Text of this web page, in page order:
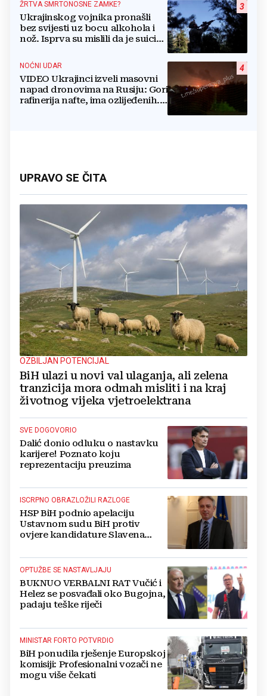
3
ŽRTVA SMRTONOSNE ZAMKE?
Ukrajinskog vojnika pronašli
bez svijesti uz bocu alkohola i
nož. Isprva su mislili da je suicid,
4
NOĆNI UDAR
VIDEO Ukrajinci izveli masovni
napad dronovima na Rusiju: Gori
rafinerija nafte, ima ozlijeđenih.
UPRAVO SE ČITA
OZBILJAN POTENCIJAL
BiH ulazi u novi val ulaganja, ali zelena
tranzicija mora odmah misliti i na kraj
životnog vijeka vjetroelektrana
SVE DOGOVORIO
Dalić donio odluku o nastavku
karijere! Poznato koju
reprezentaciju preuzima
ISCRPNO OBRAZLOŽILI RAZLOGE
HSP BiH podnio apelaciju
Ustavnom sudu BiH protiv
ovjere kandidature Slavena
OPTUŽBE SE NASTAVLJAJU
BUKNUO VERBALNI RAT Vučić i
Helez se posvađali oko Bugojna,
padaju teške riječi
MINISTAR FORTO POTVRDIO
BiH ponudila rješenje Europskoj
komisiji: Profesionalni vozači ne
mogu više čekati